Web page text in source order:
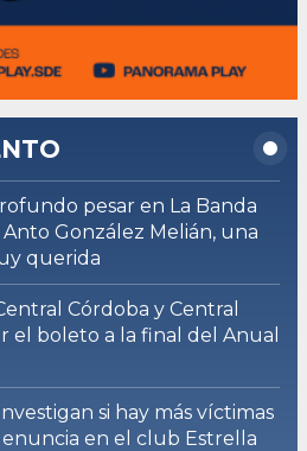
pesar en La Banda
González Melián, una
querida
Córdoba y Central
el boleto a la final del Anual
si hay más víctimas
en el club Estrella